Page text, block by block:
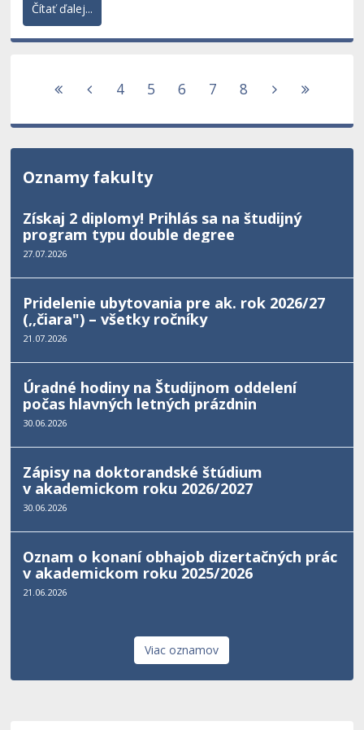
Čítať ďalej...
4 5 6 7 8
Oznamy fakulty
Získaj 2 diplomy! Prihlás sa na študijný
program typu double degree
27.07.2026
Pridelenie ubytovania pre ak. rok 2026/27
(,,čiara") – všetky ročníky
21.07.2026
Úradné hodiny na Študijnom oddelení
počas hlavných letných prázdnin
30.06.2026
Zápisy na doktorandské štúdium
v akademickom roku 2026/2027
30.06.2026
Oznam o konaní obhajob dizertačných prác
v akademickom roku 2025/2026
21.06.2026
Viac oznamov